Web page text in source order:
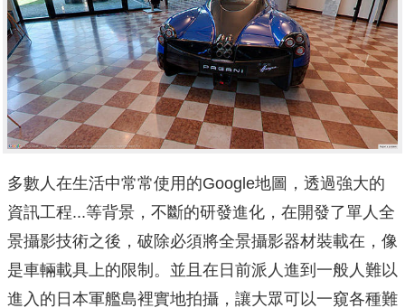
多數人在生活中常常使用的Google地圖，透過強大的
資訊工程...等背景，不斷的研發進化，在開發了單人全
景攝影技術之後，破除必須將全景攝影器材裝載在，像
是車輛載具上的限制。並且在日前派人進到一般人難以
進入的日本軍艦島裡實地拍攝，讓大眾可以一窺各種難